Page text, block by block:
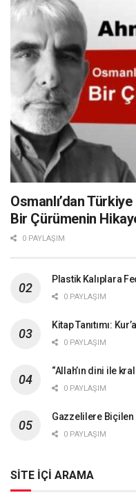
Osmanlı’dan
Bir Çürümenin
0 PAYLAŞIM
Plastik Kalıplara
0 PAYLAŞIM
Kitap Tanıtımı:
0 PAYLAŞIM
“Allah’ın dini ile
0 PAYLAŞIM
Gazzelilere Biçilen
0 PAYLAŞIM
SİTE İÇİ ARAMA